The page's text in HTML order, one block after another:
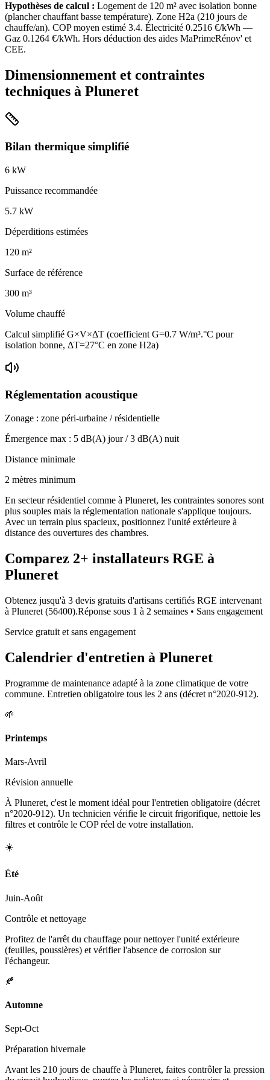
Hypothèses de calcul : Logement de 120 m² avec isolation bonne
(plancher chauffant basse température). Zone H2a (210 jours de
chauffe/an). COP moyen estimé 3.4. Électricité 0.2516 €/kWh —
Gaz 0.1264 €/kWh. Hors déduction des aides MaPrimeRénov' et
CEE.
Dimensionnement et contraintes
techniques à Pluneret
Bilan thermique simplifié
6 kW
Puissance recommandée
5.7 kW
Déperditions estimées
120 m²
Surface de référence
300 m³
Volume chauffé
Calcul simplifié G×V×ΔT (coefficient G=0.7 W/m³.°C pour
isolation bonne, ΔT=27°C en zone H2a)
Réglementation acoustique
Zonage : zone péri-urbaine / résidentielle
Émergence max : 5 dB(A) jour /3 dB(A) nuit
Distance minimale
2 mètres minimum
En secteur résidentiel comme à Pluneret, les contraintes sonores sont
plus souples mais la réglementation nationale s'applique toujours.
Avec un terrain plus spacieux, positionnez l'unité extérieure à
distance des ouvertures des chambres.
Comparez 2+ installateurs RGE à
Pluneret
Obtenez jusqu'à 3 devis gratuits d'artisans certifiés RGE intervenant
à Pluneret (56400).Réponse sous 1 à 2 semaines • Sans engagement
Service gratuit et sans engagement
Calendrier d'entretien à Pluneret
Programme de maintenance adapté à la zone climatique de votre
commune. Entretien obligatoire tous les 2 ans (décret n°2020-912).
🌱
Printemps
Mars-Avril
Révision annuelle
À Pluneret, c'est le moment idéal pour l'entretien obligatoire (décret
n°2020-912). Un technicien vérifie le circuit frigorifique, nettoie les
filtres et contrôle le COP réel de votre installation.
☀️
Été
Juin-Août
Contrôle et nettoyage
Profitez de l'arrêt du chauffage pour nettoyer l'unité extérieure
(feuilles, poussières) et vérifier l'absence de corrosion sur
l'échangeur.
🍂
Automne
Sept-Oct
Préparation hivernale
Avant les 210 jours de chauffe à Pluneret, faites contrôler la pression